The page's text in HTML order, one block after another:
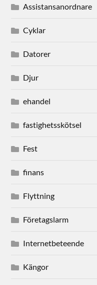
Assistansanordnare
Cyklar
Datorer
Djur
ehandel
fastighetsskötsel
Fest
finans
Flyttning
Företagslarm
Internetbeteende
Kängor